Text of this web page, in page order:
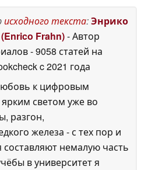
исходного текста:Энрико
Frahn)- Автор
- 9058 статей на
c 2021 года
к цифровым
светом уже во
разгон,
железа - с тех пор и
составляют немалую часть
в университет я